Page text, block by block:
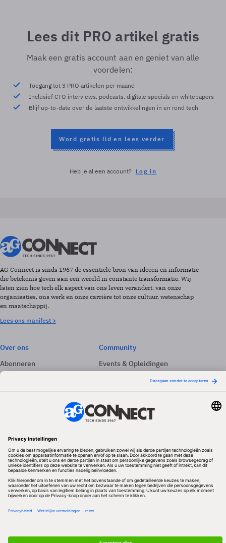
Lees dit PRO artikel gratis
Maak een gratis account aan en geniet van alle
voordelen:
Toegang tot 3 PRO artikelen per maand
Inclusief CTO interviews, podcasts, digitale specials en whitepapers
Blijf up-to-date over de laatste ontwikkelingen in en rond tech
Word gratis lid en lees verder
Heb je al een account? Log in
AG Connect is sinds 1967 de essentiële bron van ideeën en informatie
die betekenis geven aan een wereld in constante transformatie. Wij
laten zien hoe tech elk aspect van ons leven verandert, van onze
organisaties, ons werk en onze carrière tot onze cultuur, wetenschap
en maatschappij.
Lees ons manifest >
Over ons
Abonneren
Adverteren
Community
Events & Opleidingen
Volg ons
Redactionele partner
Algemene Voorwaarden & Copyrights